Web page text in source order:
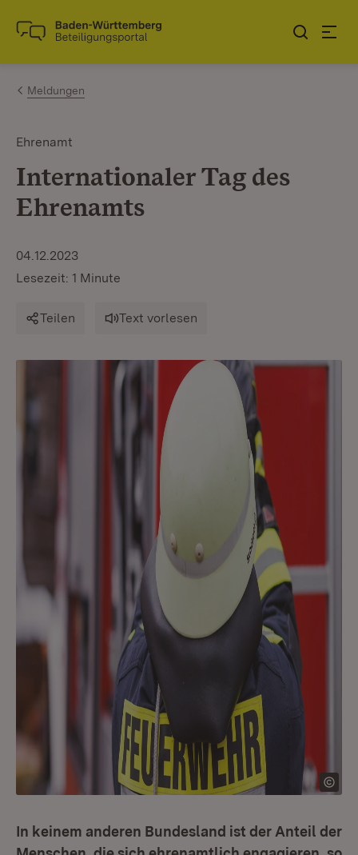
Zum Inhalt springen
Link zur Startseite
Meldungen
Ehrenamt
Internationaler Tag des
Ehrenamts
04.12.2023
Lesezeit: 1 Minute
Teilen Text vorlesen
In keinem anderen Bundesland ist der Anteil der